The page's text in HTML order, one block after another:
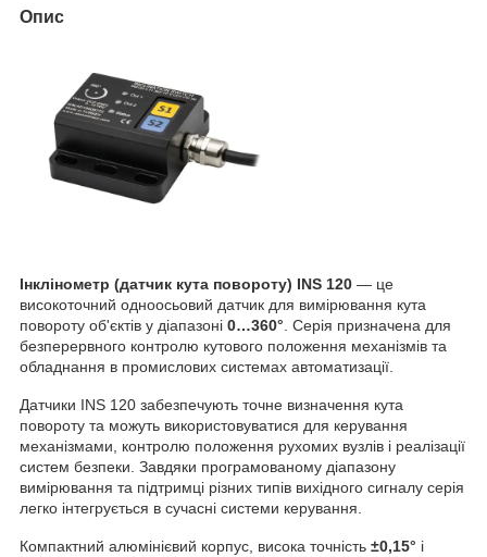
Опис
Інклінометр (датчик кута повороту) INS 120 — це
високоточний одноосьовий датчик для вимірювання кута
повороту об'єктів у діапазоні 0…360° . Серія призначена для
безперервного контролю кутового положення механізмів та
обладнання в промислових системах автоматизації.
Датчики INS 120 забезпечують точне визначення кута
повороту та можуть використовуватися для керування
механізмами, контролю положення рухомих вузлів і реалізації
систем безпеки. Завдяки програмованому діапазону
вимірювання та підтримці різних типів вихідного сигналу серія
легко інтегрується в сучасні системи керування.
Компактний алюмінієвий корпус, висока точність ±0,15° і